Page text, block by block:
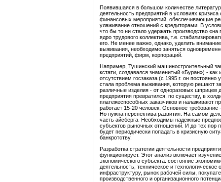
Появившаяся в большом количестве
деятельность предприятий в условиях
финансовых мероприятий, обеспечивающие
улаживание отношений с кредиторами. В
что бы то ни стало удержать производство
ядро трудового коллектива, т.е.
его. Не менее важно, однако, уделить
выживания, необходимо заняться
предприятий, фирм, корпораций.
Например, Тушинский машиностроительный
кстати, создавался знаменитый «Буран») - как
отсутствием госзаказа (с 1995 г. он
стала проблема выживания, которую решают
различные изделия - от одноразовых шприцев
предприятия превратился, по существу, в
платежеспособных заказчиков и налаживают
работает 15-20 человек. Основное
Но нужна перспектива развития. На самом
часть айсберга. Необходимы надежные
субъектов рыночных отношений. И до тех пор
будет периодически попадать в кризисную
банкротству.
Разработка стратегии деятельности
функционирует. Этот анализ включает
экономического субъекта: состояние
деятельность, техническое и
инфраструктуру, рынок рабочей силы,
производственного и организационного